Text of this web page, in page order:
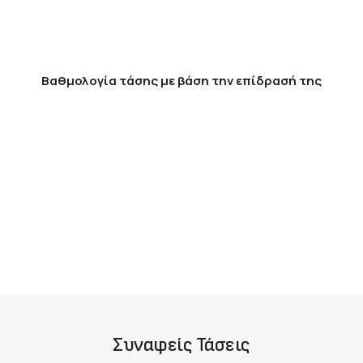
Βαθμολογία τάσης με βάση την επίδρασή της
Συναφείς Τάσεις